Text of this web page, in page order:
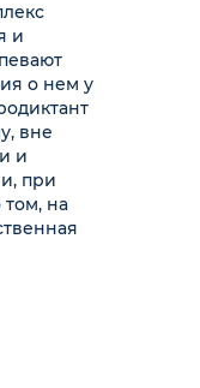
и
о нем у
вне
и
при
на